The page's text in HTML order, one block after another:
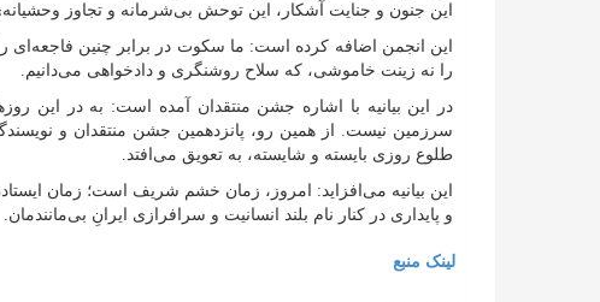
این جنون و جنایت آشکار، این توحش بی‌شرمانه و تجاوز
این انجمن اضافه کرده است: ما سکوت در برابر چنین فاجعه‌ای
را نه زینت خاموشی، که سلاح روشنگری و دادخواهی می‌دانیم.
در این بیانیه با اشاره جشن منتقدان آمده است: به در این
طلوع روزی بایسته و شایسته، به تعویق می‌افتد.
این بیانیه می‌افزاید: امروز، زمان خشم شریف است؛ زمان
و پایداری در کنار نام بلند انسانیت و سرافرازی ایرانِ بی‌مانندمان.
لینک منبع